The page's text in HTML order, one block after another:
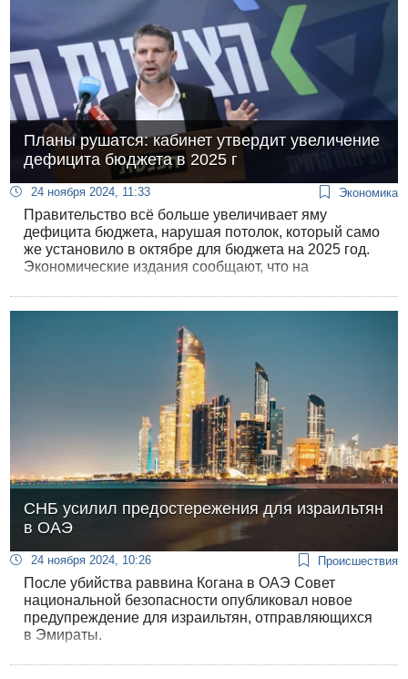
Планы рушатся: кабинет утвердит увеличение
дефицита бюджета в 2025 г
24 ноября 2024, 11:33 Экономика
Правительство всё больше увеличивает яму
дефицита бюджета, нарушая потолок, который само
же установило в октябре для бюджета на 2025 год.
Экономические издания сообщают, что на
увеличение дефицита в 2025 году до 4,4% ВВП, хотя
фигурирует плафон в 4,3%.
СНБ усилил предостережения для израильтян
в ОАЭ
24 ноября 2024, 10:26 Происшествия
После убийства раввина Когана в ОАЭ Совет
национальной безопасности опубликовал новое
предупреждение для израильтян, отправляющихся
в Эмираты.